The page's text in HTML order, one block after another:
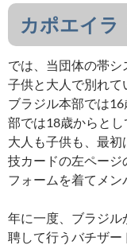
カポエイラ
では、当団体の帯シ
子供と大人で別れて
ブラジル本部では
部では18歳からとし
大人も子供も、最初
技カードの左ページ
フォームを着てメン
年に一度、ブラジル
聘して行うバチザー